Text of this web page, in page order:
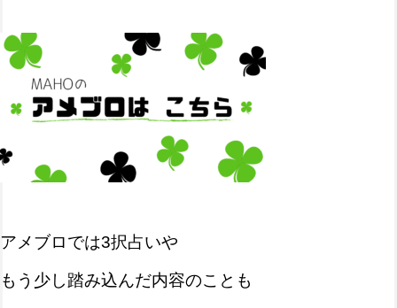
アメブロでは3択占いや
もう少し踏み込んだ内容のことも